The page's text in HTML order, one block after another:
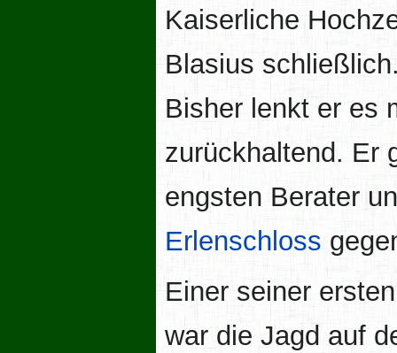
Kaiserliche
Blasius
Bisher lenkt er es
zurückhaltend. Er
engsten Berater
Erlenschloss
Einer seiner
war die Jagd auf